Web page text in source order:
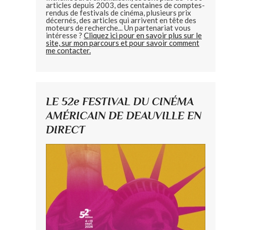
articles depuis 2003, des centaines de comptes-
rendus de festivals de cinéma, plusieurs prix
décernés, des articles qui arrivent en tête des
moteurs de recherche... Un partenariat vous
intéresse ? Cliquez ici pour en savoir plus sur le
site, sur mon parcours et pour savoir comment
me contacter.
LE 52e FESTIVAL DU CINÉMA
AMÉRICAIN DE DEAUVILLE EN
DIRECT